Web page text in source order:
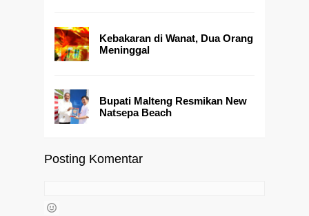
Kebakaran di Wanat, Dua Orang
Meninggal
Bupati Malteng Resmikan New
Natsepa Beach
Posting Komentar